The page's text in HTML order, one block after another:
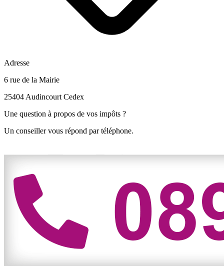
Adresse
6 rue de la Mairie
25404 Audincourt Cedex
Une question à propos de vos impôts ?
Un conseiller vous répond par téléphone.